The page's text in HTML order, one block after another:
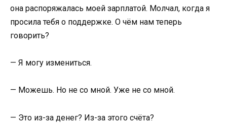
она распоряжалась моей зарплатой. Молчал, когда я
просила тебя о поддержке. О чём нам теперь
говорить?
— Я могу измениться.
— Можешь. Но не со мной. Уже не со мной.
— Это из-за денег? Из-за этого счёта?